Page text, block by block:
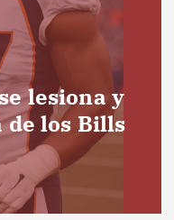
lesiona y
de los Bills